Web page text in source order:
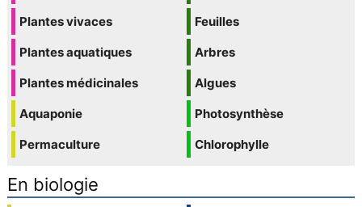
Plantes vivaces
Plantes aquatiques
Plantes médicinales
Aquaponie
Permaculture
Feuilles
Arbres
Algues
Photosynthèse
Chlorophylle
En biologie